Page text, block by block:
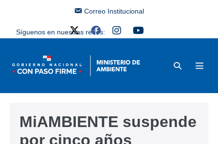
Correo Institucional
Síguenos en nuestras redes:
MiAMBIENTE suspende
por cinco años